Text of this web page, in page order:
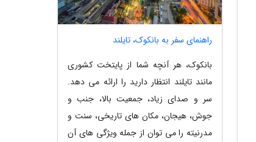
راهنمای سفر به بانکوک، تایلند
بانکوک، هر آنچه شما از پایتخت کشوری
مانند تایلند انتظار دارید را ارائه می دهد.
سر و صدای زیاد، جمعیت بالا، جنب و
جوش، هیجان، مکان های تاریخی، سنت و
مدرنیته را می توان از جمله ویژگی های آن